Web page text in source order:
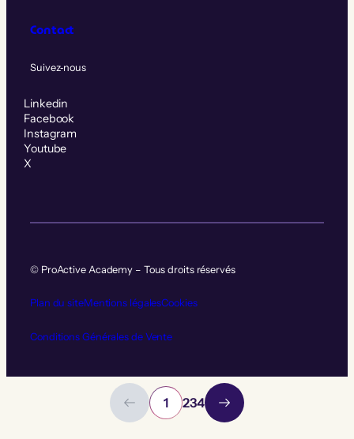
1 234
Contact
Suivez‑nous
Linkedin
Facebook
Instagram
Youtube
X
© ProActive Academy – Tous droits réservés
Plan du siteMentions légalesCookies
Conditions Générales de Vente